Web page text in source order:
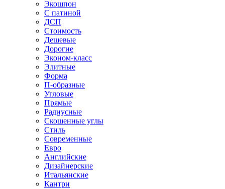
Экошпон
С патиной
ДСП
Стоимость
Дешевые
Дорогие
Эконом-класс
Элитные
Форма
П-образные
Угловые
Прямые
Радиусные
Скошенные углы
Стиль
Современные
Евро
Английские
Дизайнерские
Итальянские
Кантри